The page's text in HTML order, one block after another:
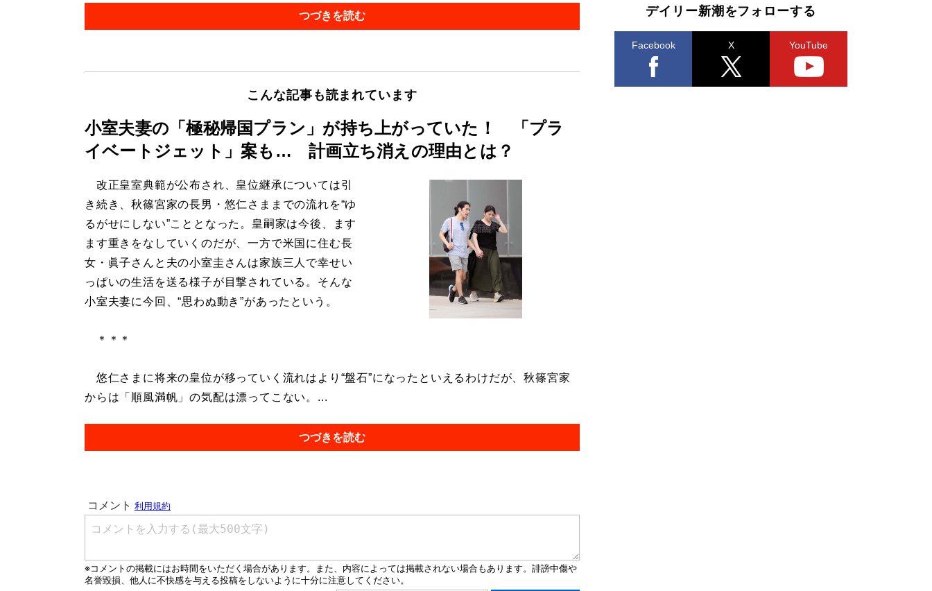
つづきを読む
こんな記事も読まれています
小室夫妻の「極秘帰国プラン」が持ち上がっていた！ 「プラ
イベートジェット」案も… 計画立ち消えの理由とは？
改正皇室典範が公布され、皇位継承については引
き続き、秋篠宮家の長男・悠仁さままでの流れを“ゆ
るがせにしない”こととなった。皇嗣家は今後、ます
ます重きをなしていくのだが、一方で米国に住む長
女・眞子さんと夫の小室圭さんは家族三人で幸せい
っぱいの生活を送る様子が目撃されている。そんな
小室夫妻に今回、“思わぬ動き”があったという。
＊＊＊
悠仁さまに将来の皇位が移っていく流れはより“盤石”になったといえるわけだが、秋篠宮家
からは「順風満帆」の気配は漂ってこない。...
つづきを読む
デイリー新潮をフォローする
Facebook X YouTube